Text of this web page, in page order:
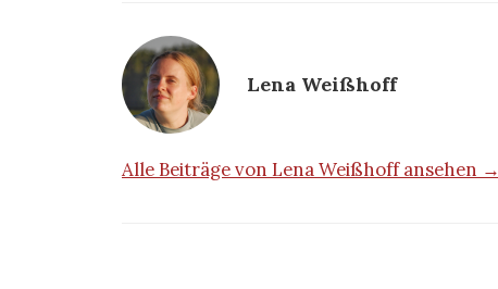
Lena Weißhoff
Alle Beiträge von Lena Weißhoff ansehen →